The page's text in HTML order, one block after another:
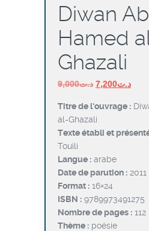
Diwan
Hamed
Ghazali
د.ت9,000
Le
initial
était :
د.ت9,000.
د.ت7,200
Le
Titre de l’ouvrage :
al-Ghazali
Texte établi et
Touili
Langue : arabe
Date de parution : 2011
Format : 16×24
ISBN : 9789973491275
Nombre de pages : 112
Thème : poésie